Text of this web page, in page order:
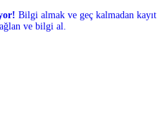
Bilgi almak ve geç kalmadan kayıt
ve bilgi al.